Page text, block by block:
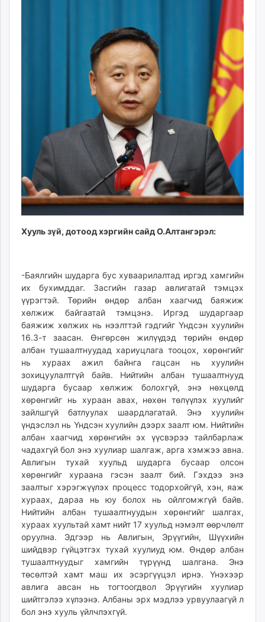
Хууль зүй, дотоод хэргийн сайд О.Алтангэрэл:
-Баялгийн шударга бус хуваарилалтад иргэд хамгийн
их бухимддаг. Засгийн газар авлигатай тэмцэх
үүрэгтэй. Төрийн өндөр албан хаагчид баяжиж
хөлжиж байгаатай тэмцэнэ. Иргэд шударгаар
баяжиж хөлжих нь нээлттэй гэдгийг Үндсэн хуулийн
16.3-т заасан. Өнгөрсөн жилүүдэд төрийн өндөр
албан тушаалтнуудад хариуцлага тооцох, хөрөнгийг
нь хураах ажил байнга гацсан нь хуулийн
зохицуулалтгүй байв. Нийтийн албан тушаалтнууд
шударга бусаар хөлжиж болохгүй, энэ нөхцөлд
хөрөнгийг нь хураан авах, нөхөн төлүүлэх хуулийг
зайлшгүй батлуулах шаардлагатай. Энэ хуулийн
үндэслэл нь Үндсэн хуулийн дээрх заалт юм. Нийтийн
албан хаагчид хөрөнгийн эх үүсвэрээ тайлбарлаж
чадахгүй бол энэ хуулиар шалгаж, арга хэмжээ авна.
Авлигын тухай хуульд шударга бусаар олсон
хөрөнгийг хураана гэсэн заалт бий. Гэхдээ энэ
заалтыг хэрэгжүүлэх процесс тодорхойгүй, хэн, яаж
хураах, дараа нь юу болох нь ойлгомжгүй байв.
Нийтийн албан тушаалтнуудын хөрөнгийг шалгах,
хураах хуультай хамт нийт 17 хуульд нэмэлт өөрчлөлт
оруулна. Эдгээр нь Авлигын, Эрүүгийн, Шүүхийн
шийдвэр гүйцэтгэх тухай хуулиуд юм. Өндөр албан
тушаалтнуудыг хамгийн түрүүнд шалгана. Энэ
төсөлтэй хамт маш их эсэргүүцэл ирнэ. Үнэхээр
авлига авсан нь тогтоогдвол Эрүүгийн хуулиар
шийтгэлээ хүлээнэ. Албаны эрх мэдлээ урвуулаагүй л
бол энэ хууль үйлчлэхгүй.